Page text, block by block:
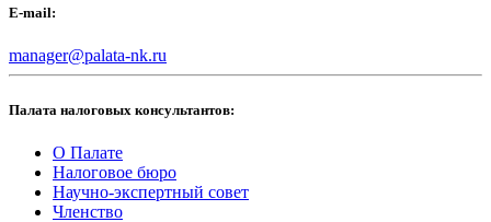
E-mail:
manager@palata-nk.ru
Палата налоговых консультантов:
О Палате
Налоговое бюро
Научно-экспертный совет
Членство